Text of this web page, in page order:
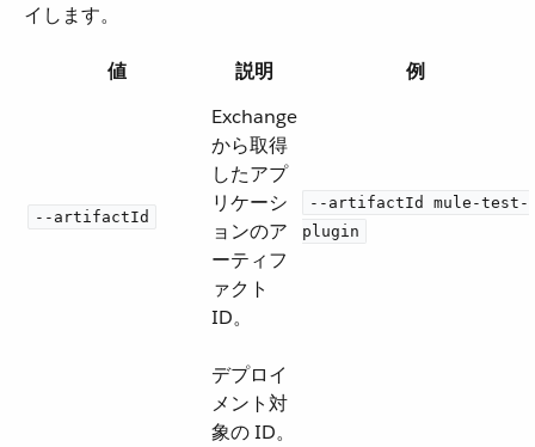
イします。
値 説明 例
--artifactId
Exchange
から取得
したアプ
リケーシ
ョンのア
ーティフ
ァクト
ID。
--artifactId mule-test-
plugin
デプロイ
メント対
象の ID。